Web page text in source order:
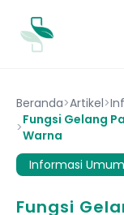
Beranda>Artikel>
>Fungsi Gelang
Warna
Informasi Umum
Fungsi